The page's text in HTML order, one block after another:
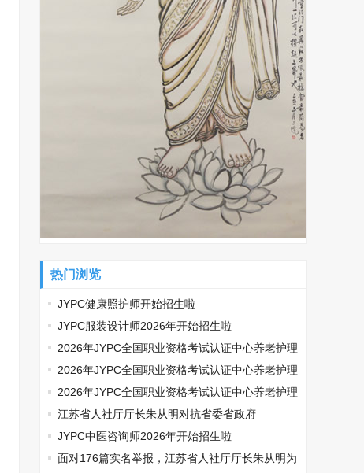
热门浏览
JYPC健康照护师开始招生啦
JYPC服装设计师2026年开始招生啦
2026年JYPC全国职业资格考试认证中心养老护理
师开始报名啦
2026年JYPC全国职业资格考试认证中心养老护理
师开始报名啦
2026年JYPC全国职业资格考试认证中心养老护理
师开始报名啦
江苏省人社厅厅长朱从明对抗省委省政府
JYPC中医咨询师2026年开始招生啦
面对176篇实名举报，江苏省人社厅厅长朱从明为